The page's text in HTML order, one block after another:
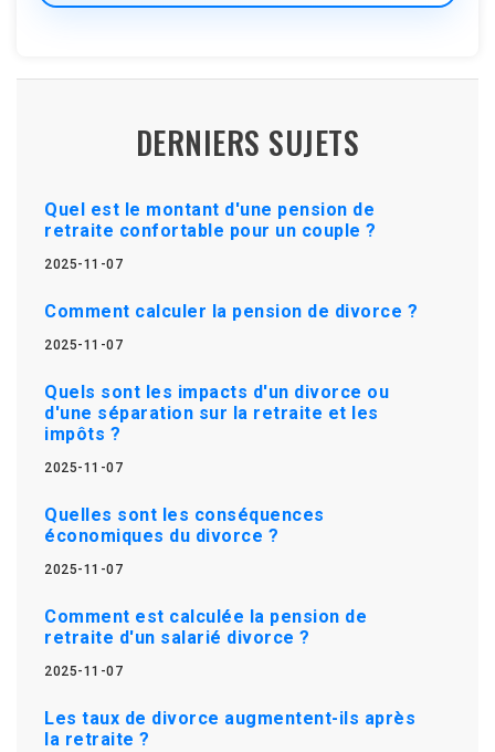
DERNIERS SUJETS
Quel est le montant d'une pension de
retraite confortable pour un couple ?
2025-11-07
Comment calculer la pension de divorce ?
2025-11-07
Quels sont les impacts d'un divorce ou
d'une séparation sur la retraite et les
impôts ?
2025-11-07
Quelles sont les conséquences
économiques du divorce ?
2025-11-07
Comment est calculée la pension de
retraite d'un salarié divorce ?
2025-11-07
Les taux de divorce augmentent-ils après
la retraite ?